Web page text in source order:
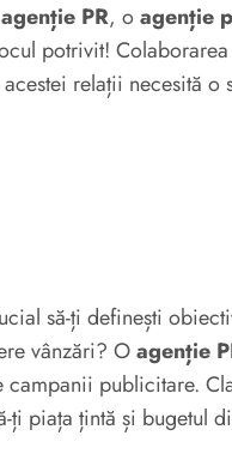
agenție PR, oagenție
potrivit!
relații necesită o
să-ți definești
vânzări? Oagenție
campanii publicitare.
piața țintă și bugetul